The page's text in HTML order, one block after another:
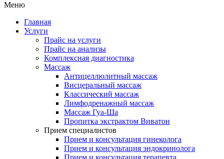
Клиника
жизнь"
Меню
Главная
Услуги
Прайс на услуги
Прайс на анализы
Комплексная диагностика
Массаж
Антицеллюлитный массаж
Висцеральный массаж
Классический массаж
Лимфодренажный массаж
Массаж Гуа-Ша
Пропитка экстрактом Виватон
Прием специалистов
Прием и консультация гинеколога
Прием и консультация эндокринолога
Прием и консультация терапевта